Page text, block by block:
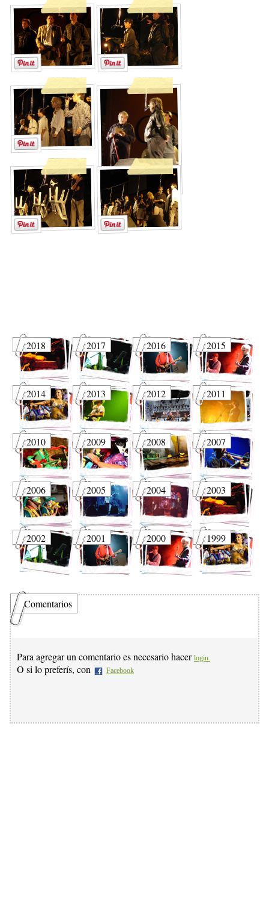
2018 2017 2016 2015
2014 2013 2012 2011
2010 2009 2008 2007
2006 2005 2004 2003
2002 2001 2000 1999
Comentarios
Para agregar un comentario es necesario hacer login.
O si lo preferís, con Facebook